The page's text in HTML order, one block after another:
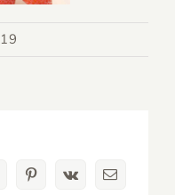
WhatsappPinterestVk Email